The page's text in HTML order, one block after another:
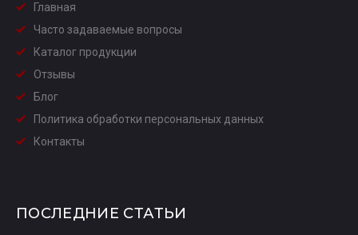
Главная
Часто задаваемые вопросы
Каталог продукции
Отзывы
Блог
Политика обработки персональных данных
Контакты
ПОСЛЕДНИЕ СТАТЬИ